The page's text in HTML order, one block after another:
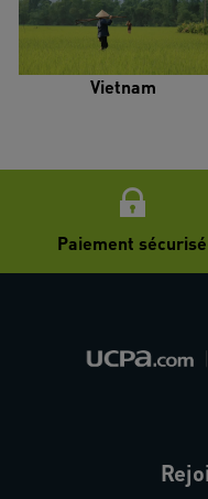
Vietnam
Paiement sécurisé